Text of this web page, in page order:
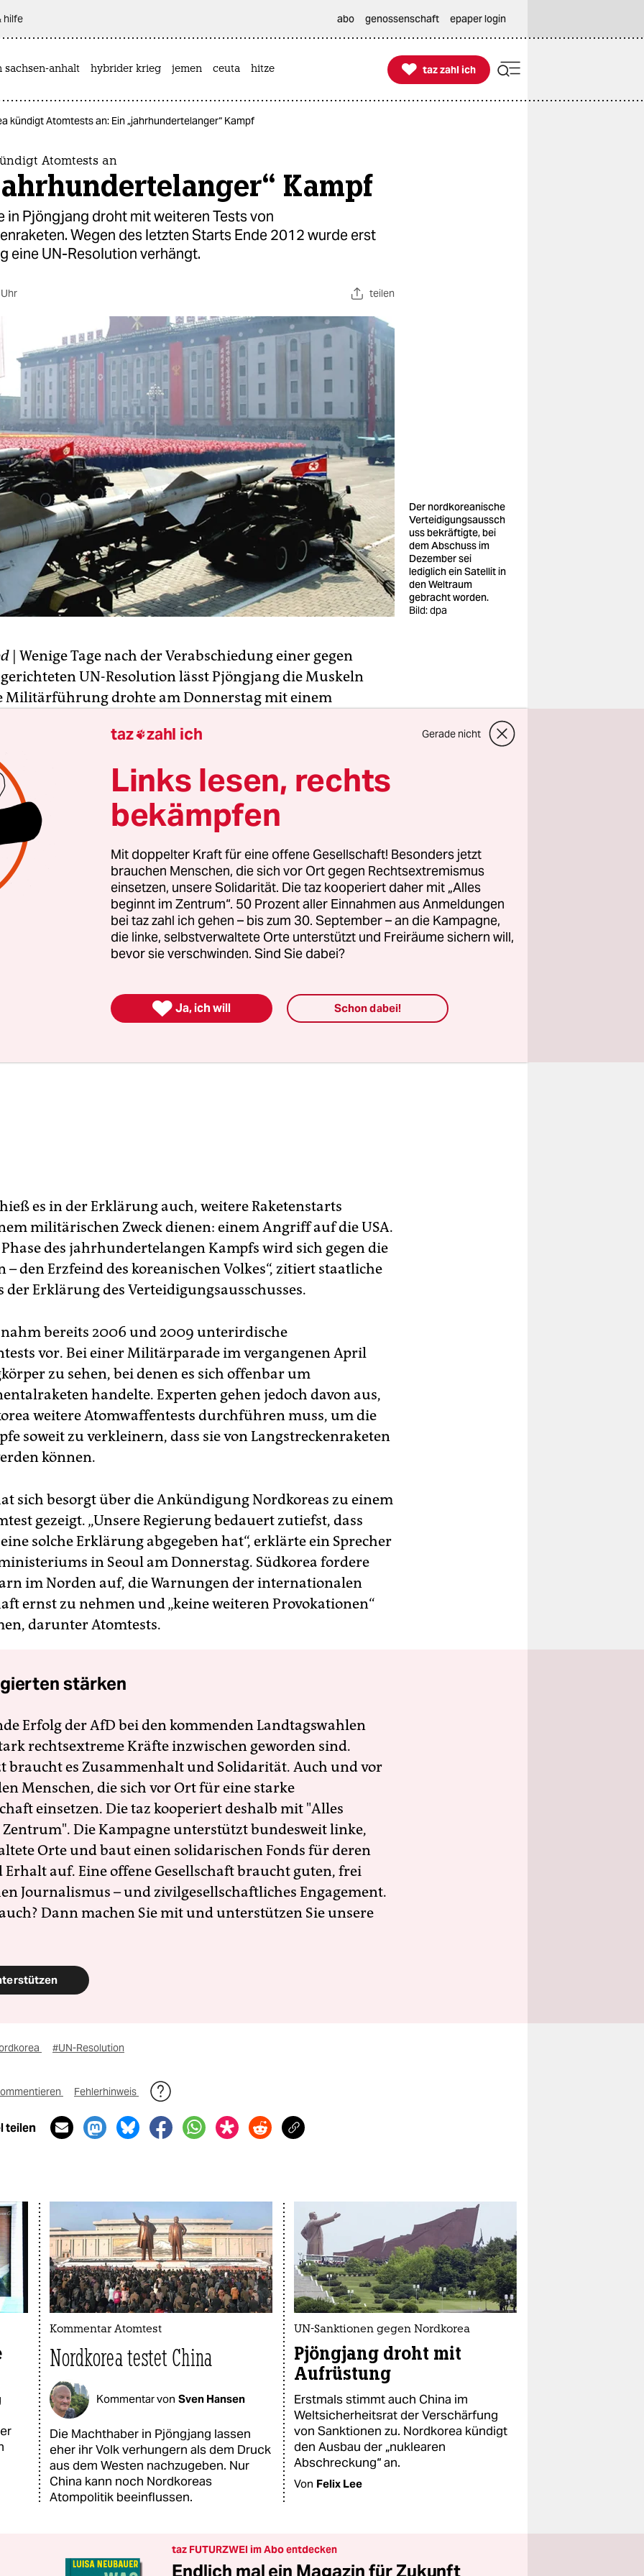
hilfe abo genossenschaft epaper login
sachsen-anhalt hybrider krieg jemen ceuta hitze 
taz zahl ich
taz zahl ich
kündigt Atomtests an: Ein „jahrhundertelanger“ Kampf
Atomtests an
Kampf
in Pjöngjang droht mit weiteren Tests von
Wegen des letzten Starts Ende 2012 wurde erst
eine UN-Resolution verhängt.
teilen
Der nordkoreanische
Verteidigungsaussch
uss bekräftigte, bei
dem Abschuss im
Dezember sei
lediglich ein Satellit in
den Weltraum
gebracht worden.
Bild: dpa
| Wenige Tage nach der Verabschiedung einer gegen
UN-Resolution lässt Pjöngjang die Muskeln
Militärführung drohte am Donnerstag mit einem
Feindseligkeit“ der USA könnte zu einer „umfassenden
führen, hieß es in einer Erklärung des Nationalen
hatte der Weltsicherheitsrat denjüngsten
vom Dezember in einer Resolution verurteilt und weitere
das Land verhängt. Der Verteidigungsausschuss
bei dem Abschuss im Dezember sei lediglich ein Satellit in
gebracht worden.
es in der Erklärung auch, weitere Raketenstarts
militärischen Zweck dienen: einem Angriff auf die USA.
Phase des jahrhundertelangen Kampfs wird sich gegen die
– den Erzfeind des koreanischen Volkes“, zitiert staatliche
der Erklärung des Verteidigungsausschusses.
bereits 2006 und 2009 unterirdische
vor. Bei einer Militärparade im vergangenen April
zu sehen, bei denen es sich offenbar um
handelte. Experten gehen jedoch davon aus,
weitere Atomwaffentests durchführen muss, um die
soweit zu verkleinern, dass sie von Langstreckenraketen
können.
sich besorgt über die Ankündigung Nordkoreas zu einem
gezeigt. „Unsere Regierung bedauert zutiefst, dass
solche Erklärung abgegeben hat“, erklärte ein Sprecher
in Seoul am Donnerstag. Südkorea fordere
im Norden auf, die Warnungen der internationalen
ernst zu nehmen und „keine weiteren Provokationen“
darunter Atomtests.
stärken
Erfolg der AfD bei den kommenden Landtagswahlen
rechtsextreme Kräfte inzwischen geworden sind.
braucht es Zusammenhalt und Solidarität. Auch und vor
Menschen, die sich vor Ort für eine starke
einsetzen. Die taz kooperiert deshalb mit "Alles
Die Kampagne unterstützt bundesweit linke,
Orte und baut einen solidarischen Fonds für deren
Erhalt auf. Eine offene Gesellschaft braucht guten, frei
Journalismus – und zivilgesellschaftliches Engagement.
Dann machen Sie mit und unterstützen Sie unsere
#UN-Resolution
Fehlerhinweis
teilen
Kommentar Atomtest
Nordkorea testet China
Kommentar von Sven Hansen
Die Machthaber in Pjöngjang lassen
eher ihr Volk verhungern als dem Druck
aus dem Westen nachzugeben. Nur
China kann noch Nordkoreas
Atompolitik beeinflussen.
UN-Sanktionen gegen Nordkorea
Pjöngjang droht mit
Aufrüstung
Erstmals stimmt auch China im
Weltsicherheitsrat der Verschärfung
von Sanktionen zu. Nordkorea kündigt
den Ausbau der „nuklearen
Abschreckung“ an.
Von Felix Lee
taz FUTURZWEI im Abo entdecken
Endlich mal ein Magazin für Zukunft
taz zahl ich Gerade nicht
Links lesen, rechts
bekämpfen
Mit doppelter Kraft für eine offene Gesellschaft! Besonders jetzt
brauchen Menschen, die sich vor Ort gegen Rechtsextremismus
einsetzen, unsere Solidarität. Die taz kooperiert daher mit „Alles
beginnt im Zentrum“. 50 Prozent aller Einnahmen aus Anmeldungen
bei taz zahl ich gehen – bis zum 30. September – an die Kampagne,
die linke, selbstverwaltete Orte unterstützt und Freiräume sichern will,
bevor sie verschwinden. Sind Sie dabei?
 Ja, ich will Schon dabei!